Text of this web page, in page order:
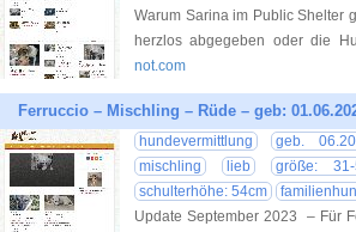
Warum Sarina im Public Shelter
herzlos abgegeben oder die
not.com
Ferruccio – Mischling – Rüde – geb:
hundevermittlung geb.
mischling
lieb größe:
schulterhöhe: 54cm
Update September 2023 – Für